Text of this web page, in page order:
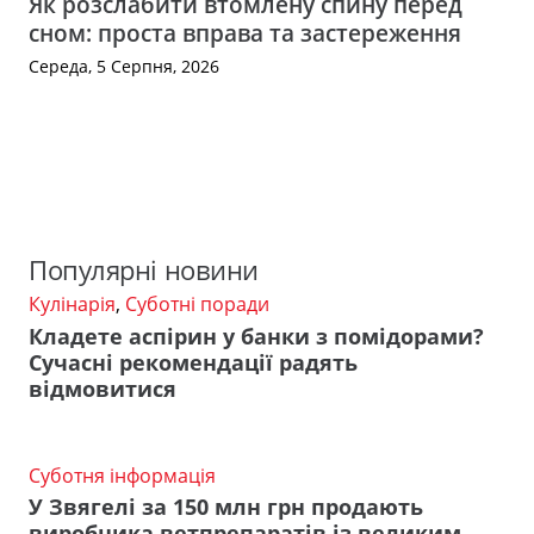
сном: проста вправа та застереження
Середа, 5 Серпня, 2026
Популярні новини
Кулінарія, Суботні поради
Кладете аспірин у банки з помідорами?
Сучасні рекомендації радять
відмовитися
Суботня інформація
У Звягелі за 150 млн грн продають